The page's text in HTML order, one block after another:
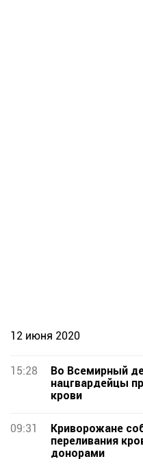
12 июня 2020
15:28
Во Всемирный
нацгвардейцы
крови
09:31
Криворожане
переливания
донорами